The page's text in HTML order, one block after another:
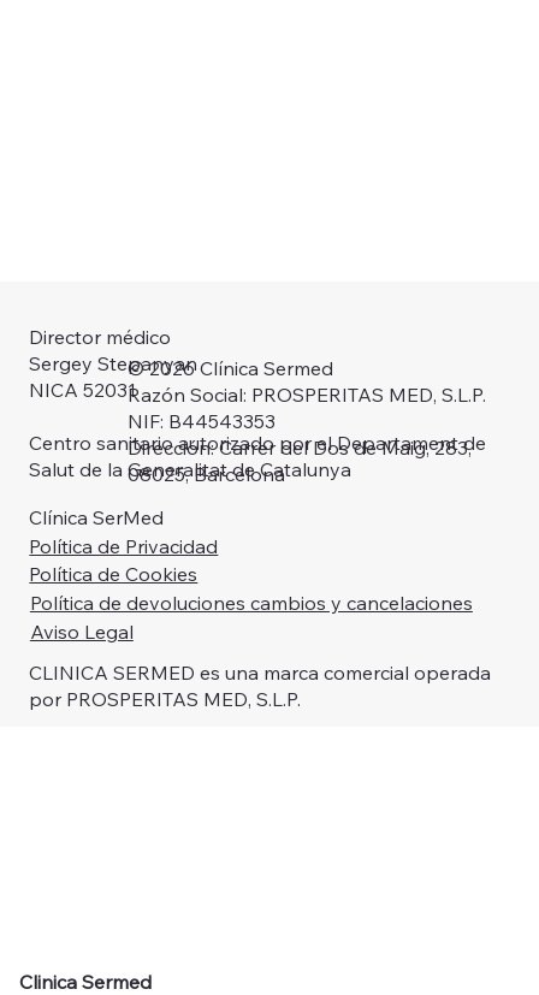
Director médico
Sergey Stepanyan
NICA 52031
Centro sanitario autorizado por el Departament de
Salut de la Generalitat de Catalunya
© 2026 Clínica Sermed
Razón Social: PROSPERITAS MED, S.L.P.
NIF: B44543353
Dirección: Carrer del Dos de Maig, 283,
08025, Barcelona
Clínica SerMed
Política de Privacidad
Aviso Legal
Política de Cookies
Política de devoluciones cambios y cancelaciones
CLINICA SERMED es una marca comercial operada
por PROSPERITAS MED, S.L.P.
Clinica Sermed